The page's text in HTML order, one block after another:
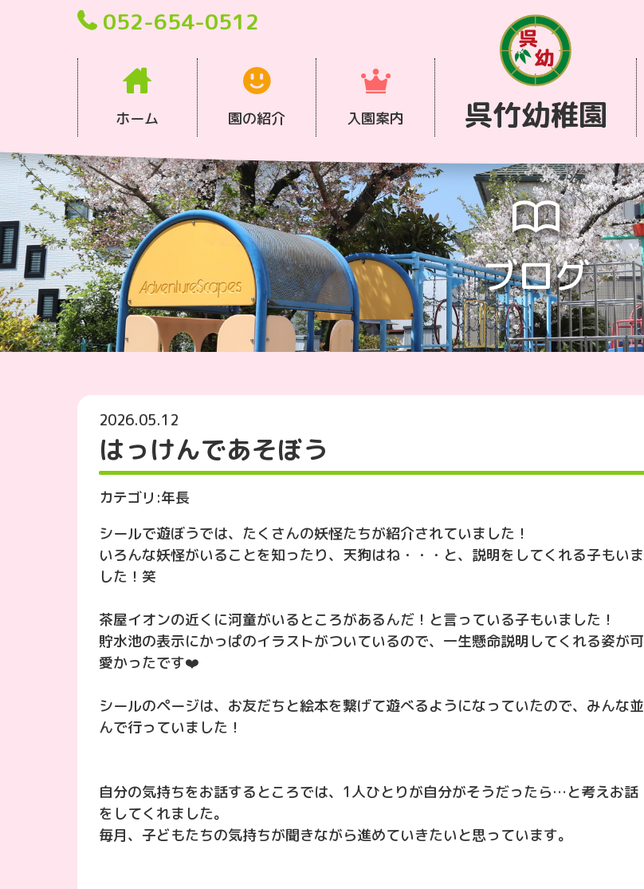
052-654-0512
呉竹幼稚園
ホーム 園の紹介 入園案内
ブログ
2026.05.12
はっけんであそぼう
カテゴリ:年長
シールで遊ぼうでは、たくさんの妖怪たちが紹介されていました！
いろんな妖怪がいることを知ったり、天狗はね・・・と、説明をしてくれる子もいま
した！笑
茶屋イオンの近くに河童がいるところがあるんだ！と言っている子もいました！
貯水池の表示にかっぱのイラストがついているので、一生懸命説明してくれる姿が可
愛かったです❤️
シールのページは、お友だちと絵本を繋げて遊べるようになっていたので、みんな並
んで行っていました！
自分の気持ちをお話するところでは、1人ひとりが自分がそうだったら…と考えお話
をしてくれました。
毎月、子どもたちの気持ちが聞きながら進めていきたいと思っています。